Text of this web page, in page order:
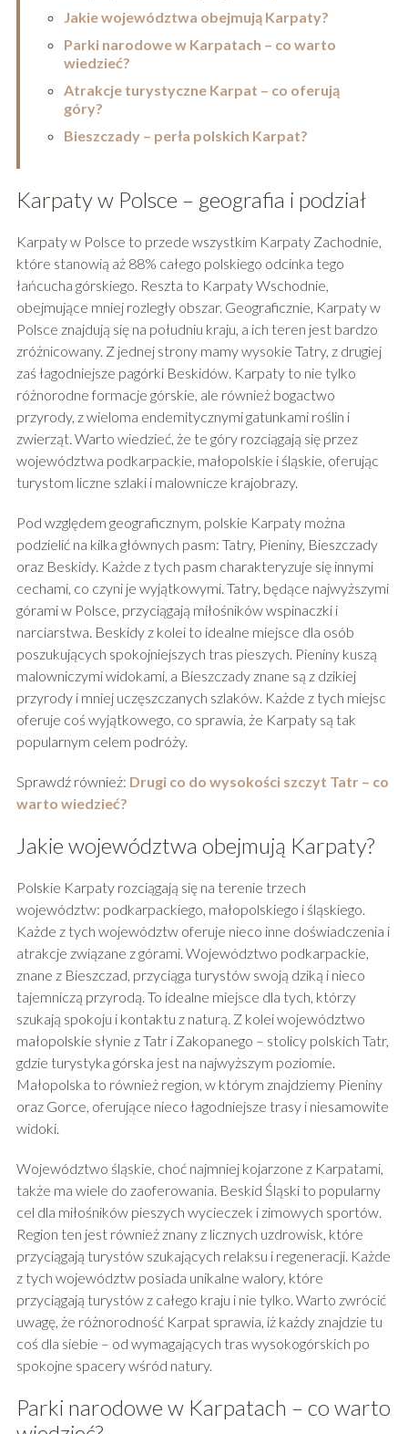
Jakie województwa obejmują Karpaty?
Parki narodowe w Karpatach – co warto
wiedzieć?
Atrakcje turystyczne Karpat – co oferują
góry?
Bieszczady – perła polskich Karpat?
Karpaty w Polsce – geografia i podział
Karpaty w Polsce to przede wszystkim Karpaty Zachodnie,
które stanowią aż 88% całego polskiego odcinka tego
łańcucha górskiego. Reszta to Karpaty Wschodnie,
obejmujące mniej rozległy obszar. Geograficznie, Karpaty w
Polsce znajdują się na południu kraju, a ich teren jest bardzo
zróżnicowany. Z jednej strony mamy wysokie Tatry, z drugiej
zaś łagodniejsze pagórki Beskidów. Karpaty to nie tylko
różnorodne formacje górskie, ale również bogactwo
przyrody, z wieloma endemitycznymi gatunkami roślin i
zwierząt. Warto wiedzieć, że te góry rozciągają się przez
województwa podkarpackie, małopolskie i śląskie, oferując
turystom liczne szlaki i malownicze krajobrazy.
Pod względem geograficznym, polskie Karpaty można
podzielić na kilka głównych pasm: Tatry, Pieniny, Bieszczady
oraz Beskidy. Każde z tych pasm charakteryzuje się innymi
cechami, co czyni je wyjątkowymi. Tatry, będące najwyższymi
górami w Polsce, przyciągają miłośników wspinaczki i
narciarstwa. Beskidy z kolei to idealne miejsce dla osób
poszukujących spokojniejszych tras pieszych. Pieniny kuszą
malowniczymi widokami, a Bieszczady znane są z dzikiej
przyrody i mniej uczęszczanych szlaków. Każde z tych miejsc
oferuje coś wyjątkowego, co sprawia, że Karpaty są tak
popularnym celem podróży.
Sprawdź również: Drugi co do wysokości szczyt Tatr – co
warto wiedzieć?
Jakie województwa obejmują Karpaty?
Polskie Karpaty rozciągają się na terenie trzech
województw: podkarpackiego, małopolskiego i śląskiego.
Każde z tych województw oferuje nieco inne doświadczenia i
atrakcje związane z górami. Województwo podkarpackie,
znane z Bieszczad, przyciąga turystów swoją dziką i nieco
tajemniczą przyrodą. To idealne miejsce dla tych, którzy
szukają spokoju i kontaktu z naturą. Z kolei województwo
małopolskie słynie z Tatr i Zakopanego – stolicy polskich Tatr,
gdzie turystyka górska jest na najwyższym poziomie.
Małopolska to również region, w którym znajdziemy Pieniny
oraz Gorce, oferujące nieco łagodniejsze trasy i niesamowite
widoki.
Województwo śląskie, choć najmniej kojarzone z Karpatami,
także ma wiele do zaoferowania. Beskid Śląski to popularny
cel dla miłośników pieszych wycieczek i zimowych sportów.
Region ten jest również znany z licznych uzdrowisk, które
przyciągają turystów szukających relaksu i regeneracji. Każde
z tych województw posiada unikalne walory, które
przyciągają turystów z całego kraju i nie tylko. Warto zwrócić
uwagę, że różnorodność Karpat sprawia, iż każdy znajdzie tu
coś dla siebie – od wymagających tras wysokogórskich po
spokojne spacery wśród natury.
Parki narodowe w Karpatach – co warto